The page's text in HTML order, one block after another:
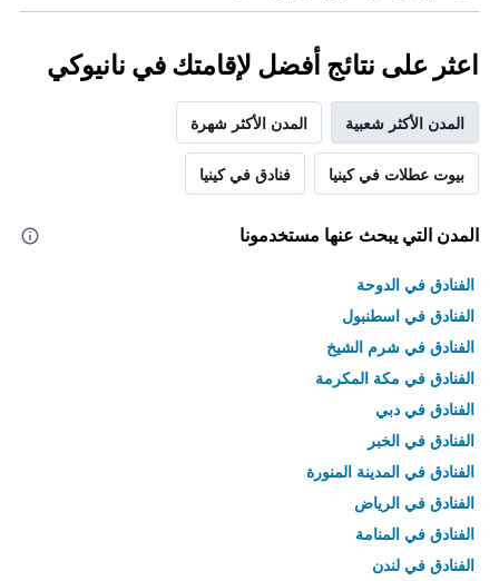
اعثر على نتائج أفضل لإقامتك في نانيوكي
المدن الأكثر شعبية المدن الأكثر شهرة
بيوت عطلات في كينيا فنادق في كينيا
المدن التي يبحث عنها مستخدمونا
الفنادق في الدوحة
الفنادق في اسطنبول
الفنادق في شرم الشيخ
الفنادق في مكة المكرمة
الفنادق في دبي
الفنادق في الخبر
الفنادق في المدينة المنورة
الفنادق في الرياض
الفنادق في المنامة
الفنادق في لندن